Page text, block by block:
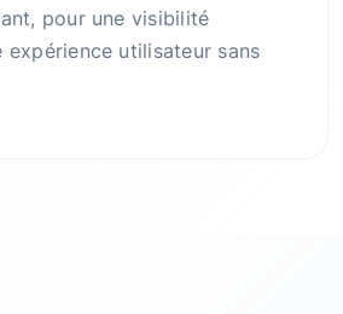
pour une visibilité
expérience utilisateur sans